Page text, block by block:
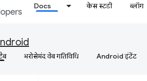
Docs केस स्टडी ब्लॉग
भरोसेमंद वेब गतिविधि Android इंटेंट